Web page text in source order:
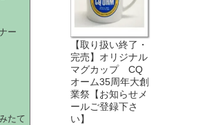
ー
たて
【取り扱い終了・
完売】オリジナル
マグカップ CQ
オーム35周年大創
業祭【お知らせメ
ールご登録下さ
い】